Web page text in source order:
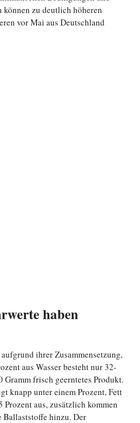
können zu deutlich höheren
vor Mai aus Deutschland
haben
ihrer Zusammensetzung,
aus Wasser besteht nur 32-
frisch geerntetes Produkt.
knapp unter einem Prozent, Fett
Prozent aus, zusätzlich kommen
Ballaststoffe hinzu. Der